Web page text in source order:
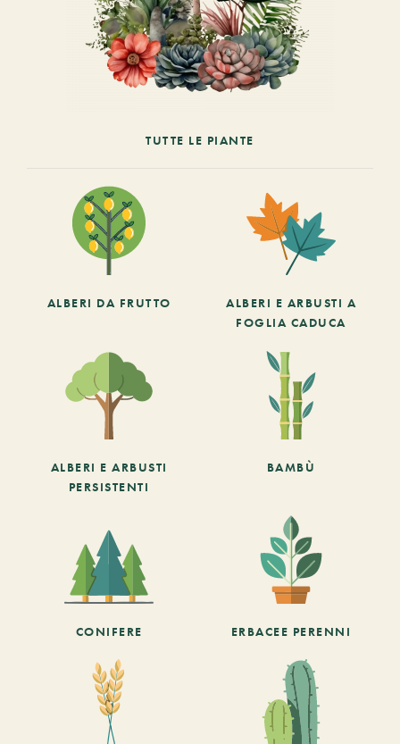
TUTTE LE PIANTE
ALBERI DA FRUTTO
ALBERI E ARBUSTI A
FOGLIA CADUCA
ALBERI E ARBUSTI
PERSISTENTI
BAMBÙ
CONIFERE ERBACEE PERENNI